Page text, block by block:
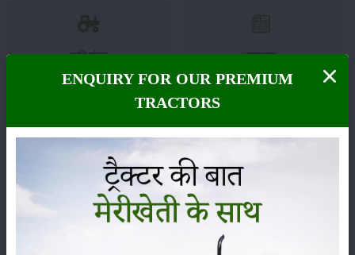
कृषि यंत्र समाचार
लाड़ली बहना योजना की 36वीं किस्त जारी, करोड़ों महिलाओं के
खातों में पहुंचे 1500 रुपये
ENQUIRY FOR OUR PREMIUM
TRACTORS